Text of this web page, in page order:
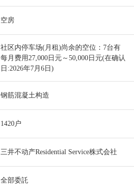
空房
社区内停车场(月租)尚余的空位：7台有
每月费用27,000日元～50,000日元(在确认
日:2026年7月6日)
钢筋混凝土构造
1420户
三井不动产Residential Service株式会社
全部委託